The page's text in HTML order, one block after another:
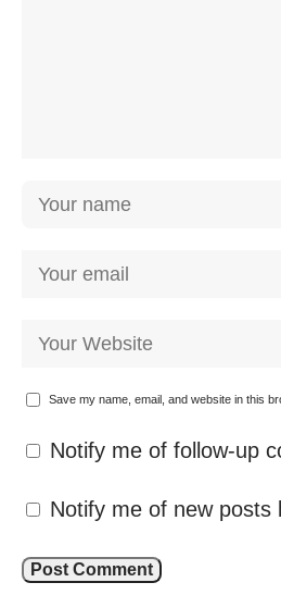
Save my name, email, and website in this
Notify me of follow-up
Notify me of new posts